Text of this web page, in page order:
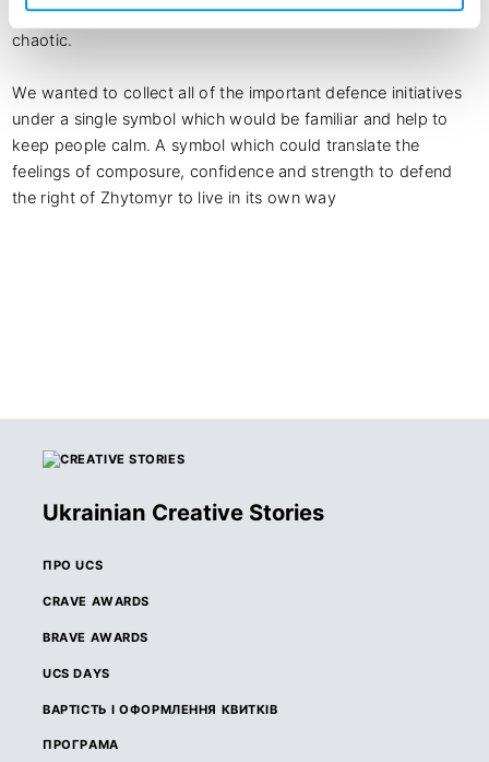
this was equally important but at times divergent and
chaotic.
We wanted to collect all of the important defence initiatives
under a single symbol which would be familiar and help to
keep people calm. A symbol which could translate the
feelings of composure, confidence and strength to defend
the right of Zhytomyr to live in its own way
Ukrainian Creative Stories
ПРО UCS
CRAVE AWARDS
BRAVE AWARDS
UCS DAYS
ВАРТІСТЬ І ОФОРМЛЕННЯ КВИТКІВ
ПРОГРАМА